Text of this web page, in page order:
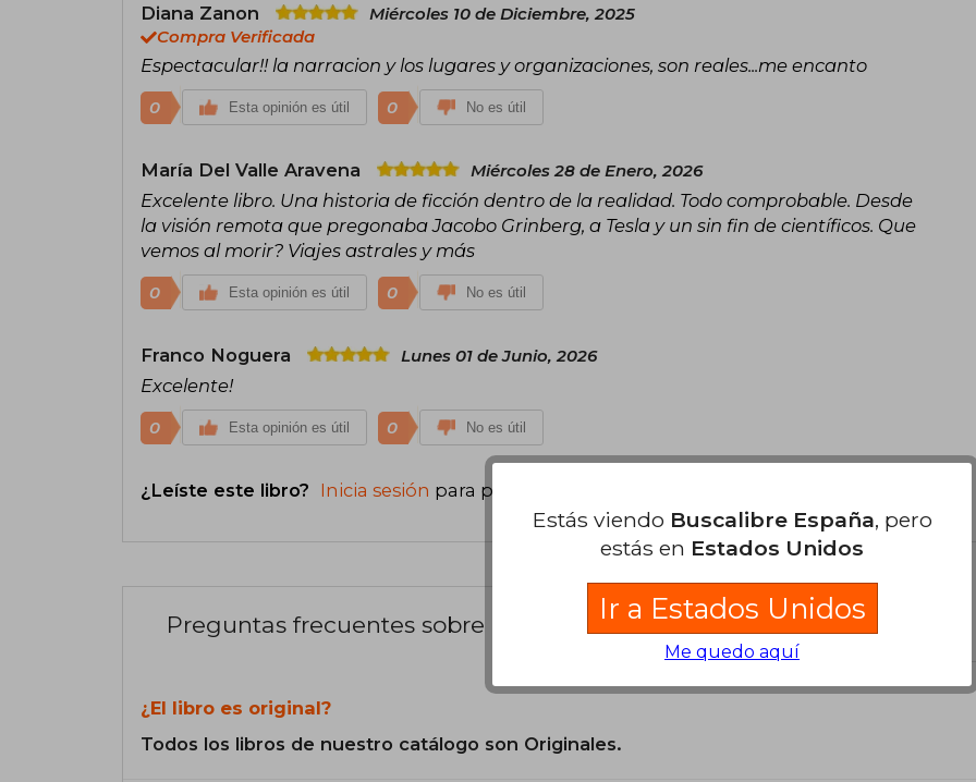
Diana Zanon
Miércoles 10 de Diciembre, 2025
Compra Verificada
Espectacular!! la narracion y los lugares y organizaciones, son reales...me encanto
0 Esta opinión es útil 0 No es útil
María Del Valle Aravena Miércoles 28 de Enero, 2026
Excelente libro. Una historia de ficción dentro de la realidad. Todo comprobable. Desde
la visión remota que pregonaba Jacobo Grinberg, a Tesla y un sin fin de científicos. Que
vemos al morir? Viajes astrales y más
0 Esta opinión es útil 0 No es útil
Franco Noguera Lunes 01 de Junio, 2026
Excelente!
0 Esta opinión es útil 0 No es útil
¿Leíste este libro? Inicia sesión para poder agregar tu propia evaluación
Preguntas frecuentes sobre el libro
¿El libro es original?
Todos los libros de nuestro catálogo son Originales.
Estás viendo Buscalibre España, pero
estás en Estados Unidos
Ir a Estados Unidos
Me quedo aquí